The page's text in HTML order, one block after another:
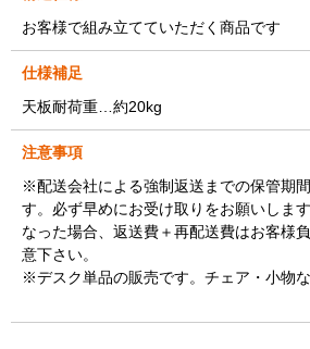
お客様で組み立てていただく商品です
仕様補足
天板耐荷重…約20kg
注意事項
※配送会社による強制返送までの保管期
す。必ず早めにお受け取りをお願いしま
なった場合、返送費＋再配送費はお客様
意下さい。
※デスク単品の販売です。チェア・小物な